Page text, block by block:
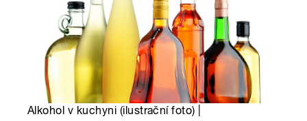
Alkohol v kuchyni (ilustrační foto) |